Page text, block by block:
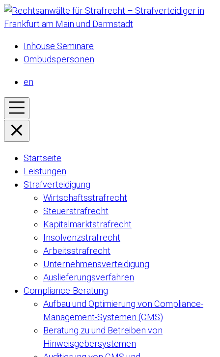
Inhouse Seminare
Ombudspersonen
en
Startseite
Leistungen
Strafverteidigung
Wirtschaftsstrafrecht
Steuerstrafrecht
Kapitalmarktstrafrecht
Insolvenzstrafrecht
Arbeitsstrafrecht
Unternehmensverteidigung
Auslieferungsverfahren
Compliance-Beratung
Aufbau und Optimierung von Compliance-
Management-Systemen (CMS)
Beratung zu und Betreiben von
Hinweisgebersystemen